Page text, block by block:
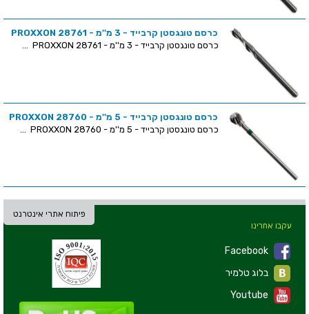
כרסם טונגסטן קרבייד - 3 מ''מ - PROXXON 28761
כרסם טונגסטן קרבייד - 3 מ''מ - PROXXON 28761 ...
כרסם טונגסטן קרבייד - 5 מ''מ - PROXXON 28760
כרסם טונגסטן קרבייד - 5 מ''מ - PROXXON 28760 ...
פיתוח אתרי אינטרנט
עקבו אחרינו
Facebook
Youtube